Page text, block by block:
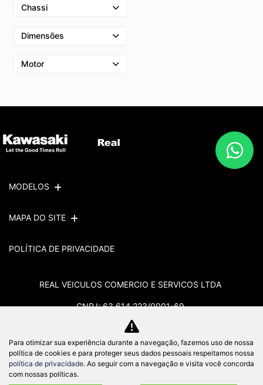
Chassi
Dimensões
Motor
MODELOS
MAPA DO SITE
POLÍTICA DE PRIVACIDADE
REAL VEICULOS COMERCIO E SERVICOS LTDA
CNPJ: 63.614.223/0001-69
No trânsito, enxergar o outro salva vidas.
Para otimizar sua experiência durante a navegação, fazemos uso de nossa
política de cookies e para proteger seus dados pessoais respeitamos nossa
política de privacidade. Ao seguir com a navegação e visita você concorda
com nossas políticas.